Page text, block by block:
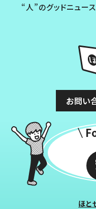
“人”のグッドニュー
お問い
ほと